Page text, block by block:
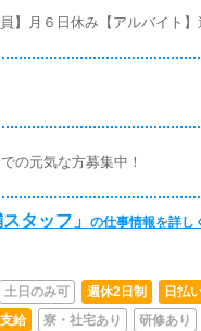
員】月６日休み【アルバイト
の元気な方募集中！
スタッフ」 の仕事情報を詳し
土日のみ可 週休2日制 日払
給 寮・社宅あり 研修あり